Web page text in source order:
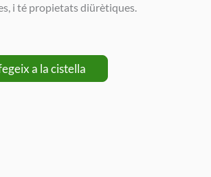
i té propietats diürètiques.
a la cistella